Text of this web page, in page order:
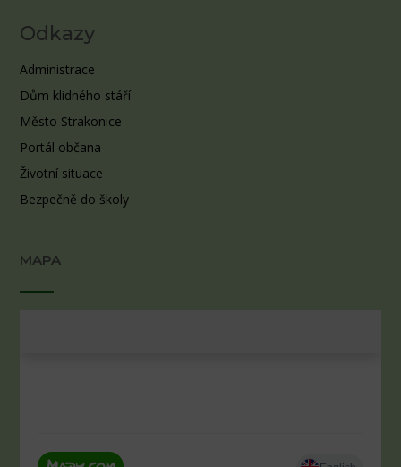
Odkazy
Administrace
Dům klidného stáří
Město Strakonice
Portál občana
Životní situace
Bezpečně do školy
MAPA